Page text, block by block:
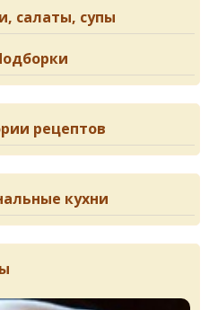
салаты, супы
рецептов
кухни